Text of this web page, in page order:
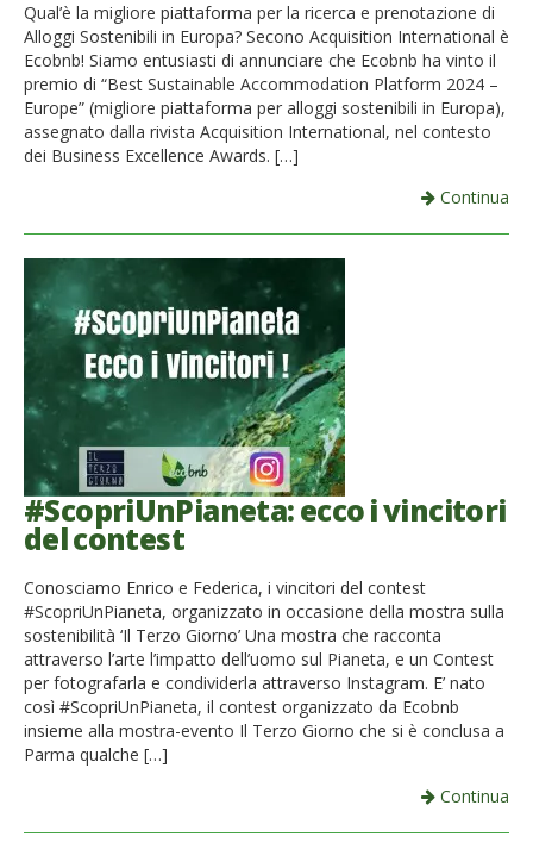
Italiano
Qual’è la migliore piattaforma per la ricerca e prenotazione di
Alloggi Sostenibili in Europa? Secono Acquisition International è
Ecobnb! Siamo entusiasti di annunciare che Ecobnb ha vinto il
premio di “Best Sustainable Accommodation Platform 2024 –
Europe” (migliore piattaforma per alloggi sostenibili in Europa),
assegnato dalla rivista Acquisition International, nel contesto
dei Business Excellence Awards. […]
Continua
#ScopriUnPianeta: ecco i vincitori
del contest
Conosciamo Enrico e Federica, i vincitori del contest
#ScopriUnPianeta, organizzato in occasione della mostra sulla
sostenibilità ‘Il Terzo Giorno’ Una mostra che racconta
attraverso l’arte l’impatto dell’uomo sul Pianeta, e un Contest
per fotografarla e condividerla attraverso Instagram. E’ nato
così #ScopriUnPianeta, il contest organizzato da Ecobnb
insieme alla mostra-evento Il Terzo Giorno che si è conclusa a
Parma qualche […]
Continua